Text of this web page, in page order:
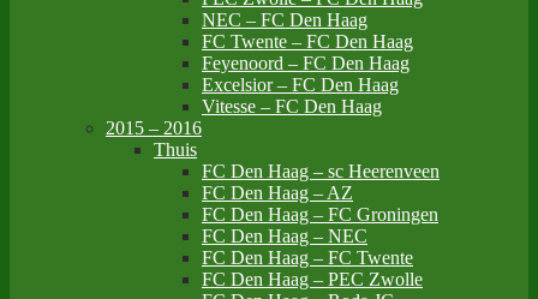
NEC – FC Den Haag
FC Twente – FC Den Haag
Feyenoord – FC Den Haag
Excelsior – FC Den Haag
Vitesse – FC Den Haag
2015 – 2016
Thuis
FC Den Haag – sc Heerenveen
FC Den Haag – AZ
FC Den Haag – FC Groningen
FC Den Haag – NEC
FC Den Haag – FC Twente
FC Den Haag – PEC Zwolle